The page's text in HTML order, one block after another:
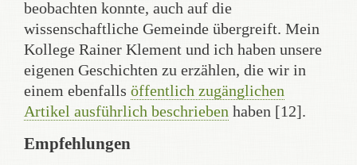
beobachten konnte, auch auf die
wissenschaftliche Gemeinde übergreift. Mein
Kollege Rainer Klement und ich haben unsere
eigenen Geschichten zu erzählen, die wir in
einem ebenfalls öffentlich zugänglichen
Artikel ausführlich beschrieben haben [12].
Empfehlungen